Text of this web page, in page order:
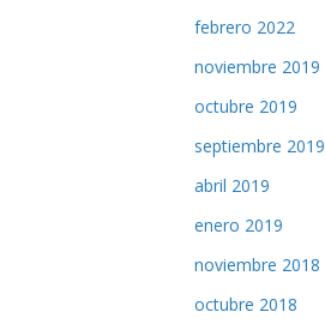
febrero 2022
noviembre 2019
octubre 2019
septiembre 2019
abril 2019
enero 2019
noviembre 2018
octubre 2018